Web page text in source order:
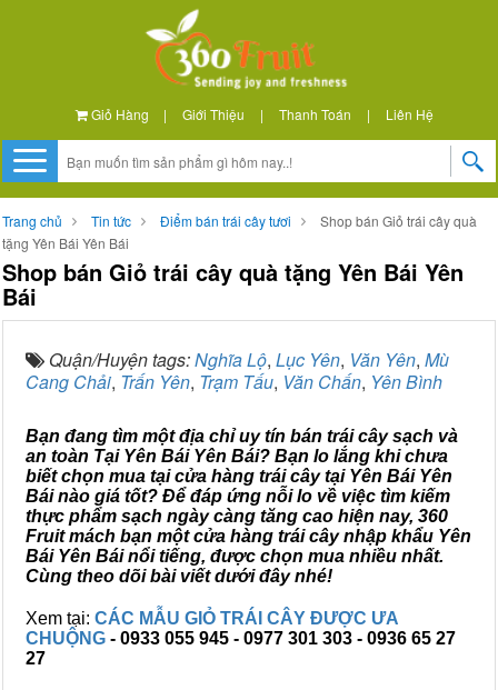
Giỏ Hàng | Giới Thiệu | Thanh Toán | Liên Hệ
Trang chủ Tin tức Điểm bán trái cây tươi
Shop bán Giỏ trái cây quà
tặng Yên Bái Yên Bái
Shop bán Giỏ trái cây quà tặng Yên Bái Yên
Bái
Quận/Huyện tags:Nghĩa Lộ, Lục Yên, Văn Yên, Mù
Cang Chải, Trấn Yên, Trạm Tấu, Văn Chấn, Yên Bình
Bạn đang tìm một địa chỉ uy tín bán trái cây sạch và
an toàn Tại Yên Bái Yên Bái? Bạn lo lắng khi chưa
biết chọn mua tại cửa hàng trái cây tại Yên Bái Yên
Bái nào giá tốt? Để đáp ứng nỗi lo về việc tìm kiếm
thực phẩm sạch ngày càng tăng cao hiện nay, 360
Fruit mách bạn một cửa hàng trái cây nhập khẩu Yên
Bái Yên Bái nổi tiếng, được chọn mua nhiều nhất.
Cùng theo dõi bài viết dưới đây nhé!
Xem tại: CÁC MẪU GIỎ TRÁI CÂY ĐƯỢC ƯA
CHUỘNG - 0933 055 945 - 0977 301 303 - 0936 65 27
27